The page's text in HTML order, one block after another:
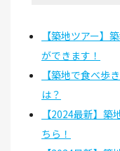
【築地ツアー】
ができます！
【築地で食べ歩
は？
【2024最新】
ちら！